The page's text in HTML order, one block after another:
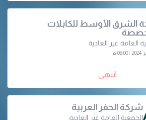
الشرق الأوسط للكابلات
العامة غير العادية
انتهى
شركة الحفر العربية
الجمعية العامة غير العادية